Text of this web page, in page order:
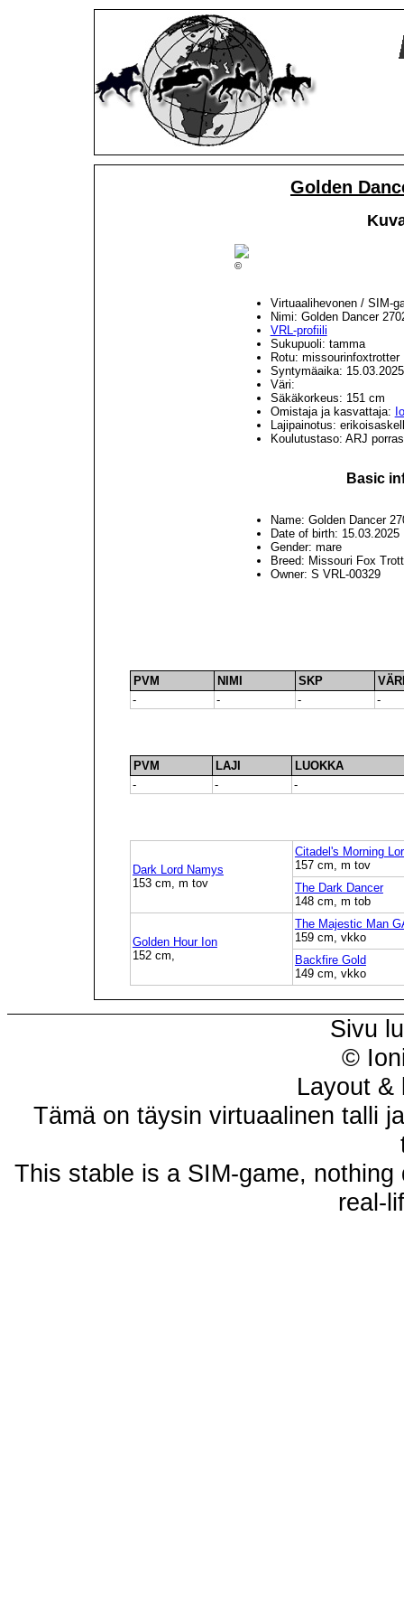
Golden
©
Virtuaalihevonen / SIM-
Nimi: Golden Dancer
VRL-profiili
Sukupuoli: tamma
Rotu: missourinfoxtrotter
Syntymäaika: 15.03.2025
Väri:
Säkäkorkeus: 151 cm
Omistaja ja kasvattaja:
Lajipainotus:
Koulutustaso: ARJ
Basic
Name: Golden Dancer
Date of birth: 15.03.2025
Gender: mare
Breed: Missouri Fox
Owner: S VRL-00329
PVM NIMI SKP
-
- - -
PVM LAJI
LUOKKA
-
- -
Dark Lord Namys
153 cm, m tov
Citadel's Morning
157 cm, m tov
The Dark Dancer
148 cm, m tob
Golden Hour Ion
152 cm,
The Majestic Man
159 cm, vkko
Backfire Gold
149 cm, vkko
Sivu
©
Layout &
Tämä on täysin virtuaalinen talli
This stable is a SIM-game,
real-